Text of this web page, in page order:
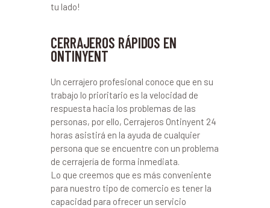
tu lado!
CERRAJEROS RÁPIDOS EN
ONTINYENT
Un cerrajero profesional conoce que en su
trabajo lo prioritario es la velocidad de
respuesta hacia los problemas de las
personas, por ello, Cerrajeros Ontinyent 24
horas asistirá en la ayuda de cualquier
persona que se encuentre con un problema
de cerrajería de forma inmediata.
Lo que creemos que es más conveniente
para nuestro tipo de comercio es tener la
capacidad para ofrecer un servicio